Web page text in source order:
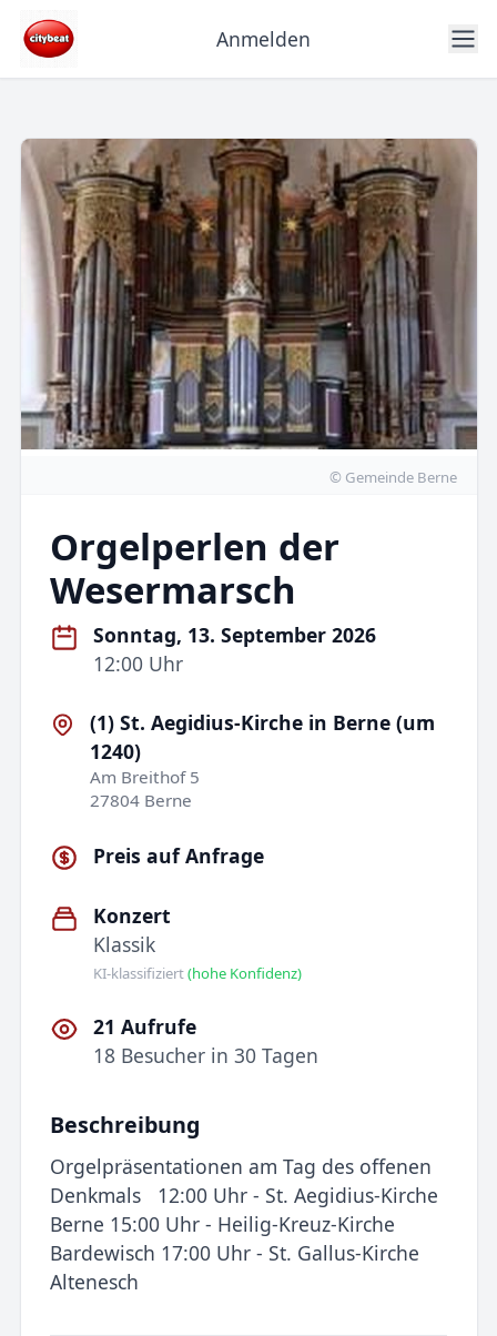
Anmelden
© Gemeinde Berne
Orgelperlen der
Wesermarsch
Sonntag, 13. September 2026
12:00 Uhr
(1) St. Aegidius-Kirche in Berne (um
1240)
Am Breithof 5
27804 Berne
Preis auf Anfrage
Konzert
Klassik
KI-klassifiziert(hohe Konfidenz)
21 Aufrufe
18 Besucher in 30 Tagen
Beschreibung
Orgelpräsentationen am Tag des offenen
Denkmals 12:00 Uhr - St. Aegidius-Kirche
Berne 15:00 Uhr - Heilig-Kreuz-Kirche
Bardewisch 17:00 Uhr - St. Gallus-Kirche
Altenesch